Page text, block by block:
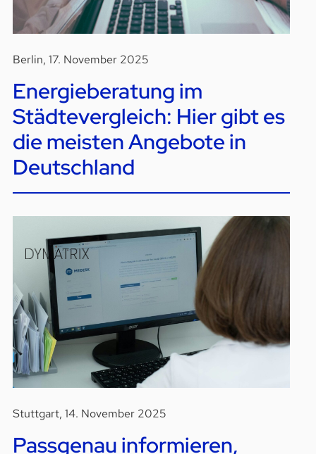
Berlin, 17. November 2025
Energieberatung im
Städtevergleich: Hier gibt es
die meisten Angebote in
Deutschland
Stuttgart, 14. November 2025
Passgenau informieren,